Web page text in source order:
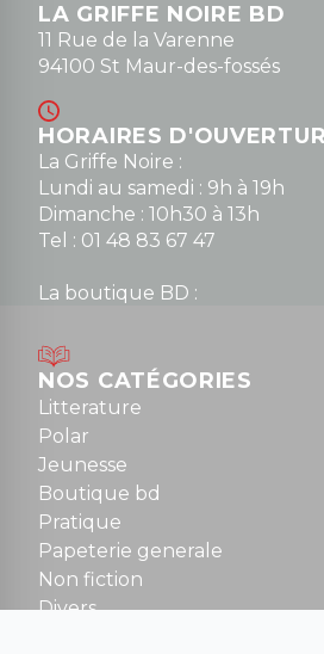
LA GRIFFE NOIRE BD
11 Rue de la Varenne
94100 St Maur-des-fossés
HORAIRES
La Griffe Noire :
Lundi au samedi : 9h à 19h
Dimanche : 10h30 à 13h
Tel : 01 48 83 67 47
La boutique BD :
Mardi au samedi : 10h à 13h /
Dimanche : 10h30 à 12h30
Tel : 01 48 89 13 88
Fermé le dimanche en Juillet
NOUS CONTACTER
contact@la-griffe-noire.com
NOS CATÉGORIES
Litterature
Polar
Jeunesse
Boutique bd
Pratique
Papeterie generale
Non fiction
Divers